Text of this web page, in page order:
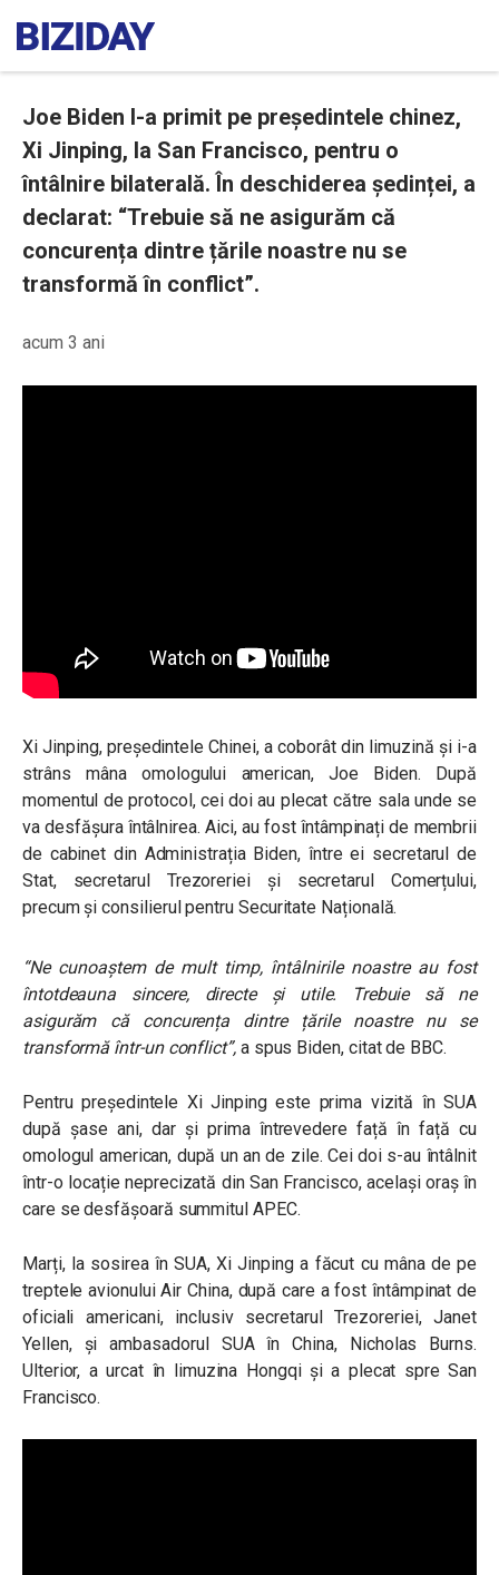
Joe Biden l-a primit pe președintele chinez,
Xi Jinping, la San Francisco, pentru o
întâlnire bilaterală. În deschiderea ședinței, a
declarat: “Trebuie să ne asigurăm că
concurența dintre țările noastre nu se
transformă în conflict”.
acum 3 ani
Xi Jinping, președintele Chinei, a coborât din limuzină și i-a
strâns mâna omologului american, Joe Biden. După
momentul de protocol, cei doi au plecat către sala unde se
va desfășura întâlnirea. Aici, au fost întâmpinați de membrii
de cabinet din Administrația Biden, între ei secretarul de
Stat, secretarul Trezoreriei și secretarul Comerțului,
precum și consilierul pentru Securitate Națională.
“Ne cunoaștem de mult timp, întâlnirile noastre au fost
întotdeauna sincere, directe și utile. Trebuie să ne
asigurăm că concurența dintre țările noastre nu se
transformă într-un conflict”, a spus Biden, citat de BBC.
Pentru președintele Xi Jinping este prima vizită în SUA
după șase ani, dar și prima întrevedere față în față cu
omologul american, după un an de zile. Cei doi s-au întâlnit
într-o locație neprecizată din San Francisco, același oraș în
care se desfășoară summitul APEC.
Marți, la sosirea în SUA, Xi Jinping a făcut cu mâna de pe
treptele avionului Air China, după care a fost întâmpinat de
oficiali americani, inclusiv secretarul Trezoreriei, Janet
Yellen, și ambasadorul SUA în China, Nicholas Burns.
Ulterior, a urcat în limuzina Hongqi și a plecat spre San
Francisco.